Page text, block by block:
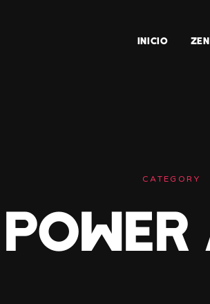
INICIO
CATEGORY
POWER